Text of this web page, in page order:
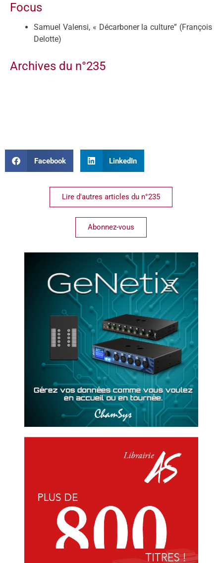
Focus
Samuel Valensi, « Décarboner la culture” (François
Delotte)
Archives du n°235
Facebook LinkedIn
Lire d'autres articles du n°235
Abonnez-vous